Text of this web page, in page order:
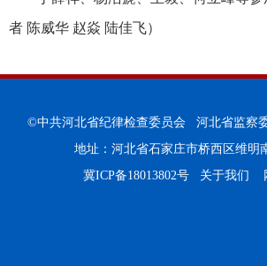
者 陈威华 赵焱 陆佳飞）
©中共河北省纪律检查委员会 河北省监
地址：河北省石家庄市桥西区维明
冀ICP备18013802号
关于我们